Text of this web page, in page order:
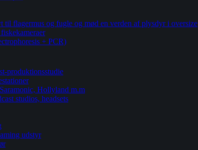
til flagermus og fugle og mød en verden af plysdyr i oversize
+ PCR)
produktionsstudie
Hollyland m.m
studios, headsets
udstyr